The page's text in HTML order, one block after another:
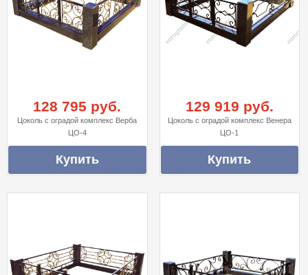
128 795 руб.
Цоколь с оградой комплекс Верба
ЦО-4
129 919 руб.
Цоколь с оградой комплекс Венера
ЦО-1